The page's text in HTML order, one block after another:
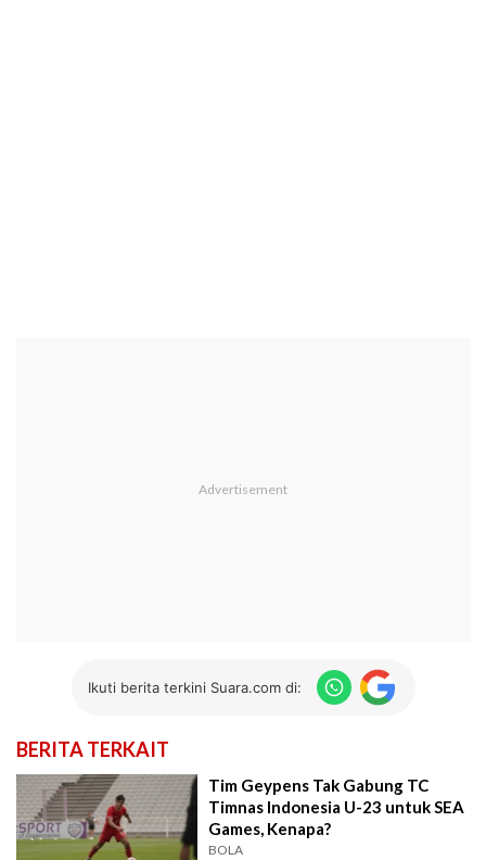
Ikuti berita terkini Suara.com di:
BERITA TERKAIT
Tim Geypens Tak Gabung TC
Timnas Indonesia U-23 untuk SEA
Games, Kenapa?
BOLA